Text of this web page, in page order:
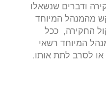
ודברים שנשאלו
מהמנהל המיוחד
החקירה, ככל
המיוחד רשאי
לסרב לתת אותו.